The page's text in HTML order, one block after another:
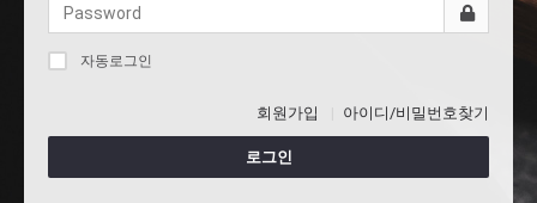
자동로그인
회원가입 아이디/비밀번호찾기
로그인